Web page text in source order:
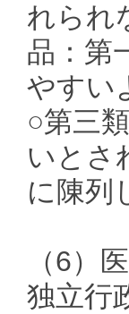
れられ
品：第
やすい
○第三
いとさ
に陳列
（6）
独立行